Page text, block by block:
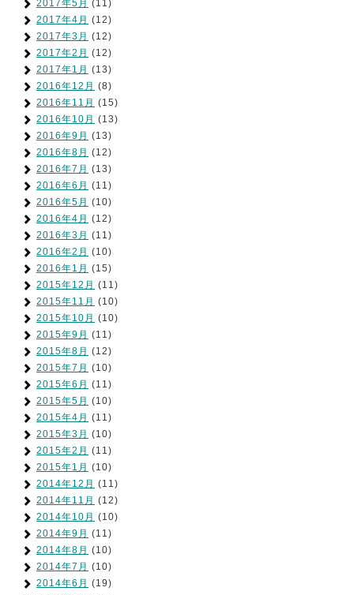
2017年5月 (11)
2017年4月 (12)
2017年3月 (12)
2017年2月 (12)
2017年1月 (13)
2016年12月 (8)
2016年11月 (15)
2016年10月 (13)
2016年9月 (13)
2016年8月 (12)
2016年7月 (13)
2016年6月 (11)
2016年5月 (10)
2016年4月 (12)
2016年3月 (11)
2016年2月 (10)
2016年1月 (15)
2015年12月 (11)
2015年11月 (10)
2015年10月 (10)
2015年9月 (11)
2015年8月 (12)
2015年7月 (10)
2015年6月 (11)
2015年5月 (10)
2015年4月 (11)
2015年3月 (10)
2015年2月 (11)
2015年1月 (10)
2014年12月 (11)
2014年11月 (12)
2014年10月 (10)
2014年9月 (11)
2014年8月 (10)
2014年7月 (10)
2014年6月 (19)